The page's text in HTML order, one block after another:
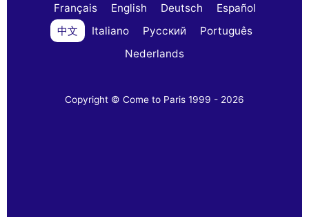
Français English Deutsch
Español
中文
Italiano Русский
Português
Nederlands
Copyright © Come to Paris 1999 - 2026